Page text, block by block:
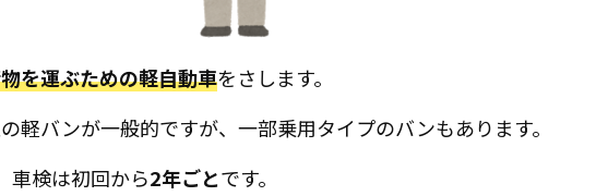
を運ぶための軽自動車をさします。
軽バンが一般的ですが、一部乗用タイプのバンもあります。
車検は初回から2年ごとです。